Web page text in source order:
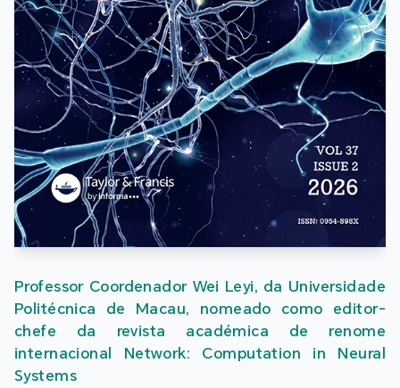
de segurança no período de Verão para garantir
plenamente a segurança de docentes e alunos no
campus